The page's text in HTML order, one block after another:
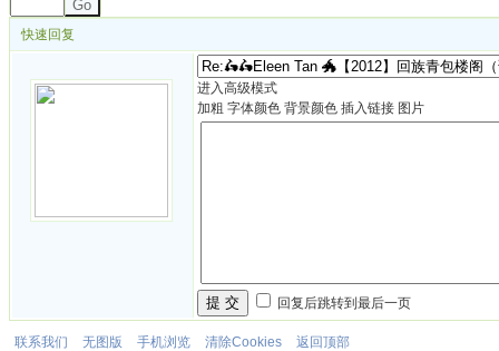
Go
快速回复
进入高级模式
加粗 字体颜色 背景颜色 插入链接 图片
提 交 回复后跳转到最后一页
联系我们 无图版 手机浏览 清除Cookies
返回顶部